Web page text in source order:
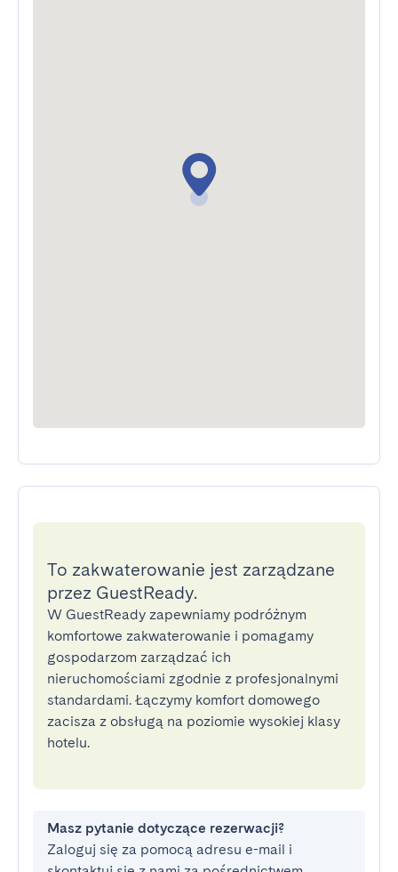
To zakwaterowanie jest zarządzane
przez GuestReady.
W GuestReady zapewniamy podróżnym
komfortowe zakwaterowanie i pomagamy
gospodarzom zarządzać ich
nieruchomościami zgodnie z profesjonalnymi
standardami. Łączymy komfort domowego
zacisza z obsługą na poziomie wysokiej klasy
hotelu.
Masz pytanie dotyczące rezerwacji?
Zaloguj się za pomocą adresu e-mail i